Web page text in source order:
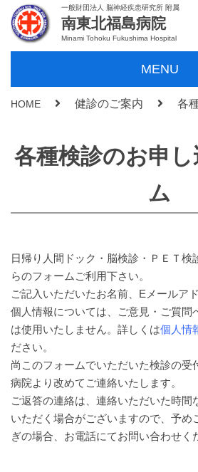
一般財団法人 脳神経疾患研究所 附属
南東北福島病院
Minami Tohoku Fukushima Hospital
MENU
HOME 健診のご案内 各
各種検診のお申
ム
日帰り人間ドック・脳検診・ＰＥＴ検
らのフォームご利用下さい。
ご記入いただいたお名前、Eメールア
個人情報については、ご意見・ご質問
は使用いたしません。詳しくは個人情
ださい。
尚このフォームでいただいた検診の受
病院より改めてご連絡いたします。
ご返答の連絡は、連絡いただいた時間
いただく場合がございますので、予め
ぎの場合、お電話にてお問い合わせく